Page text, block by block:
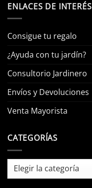
ENLACES DE INTERÉS
Consigue tu regalo
¿Ayuda con tu jardín?
Consultorio Jardinero
Envíos y Devoluciones
Venta Mayorista
CATEGORÍAS
Categorías